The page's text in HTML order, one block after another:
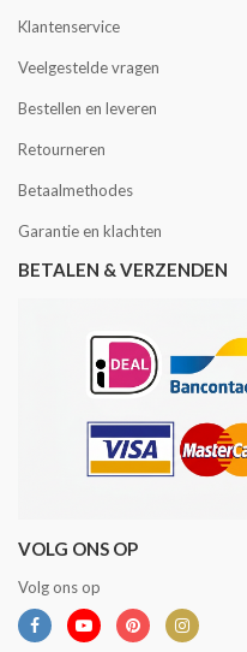
Klantenservice
Veelgestelde vragen
Bestellen en leveren
Retourneren
Betaalmethodes
Garantie en klachten
BETALEN & VERZENDEN
VOLG ONS OP
Volg ons op